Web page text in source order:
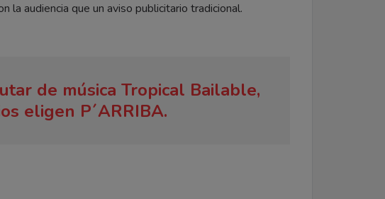
la audiencia que un aviso publicitario tradicional.
de música Tropical Bailable,
eligen P´ARRIBA.